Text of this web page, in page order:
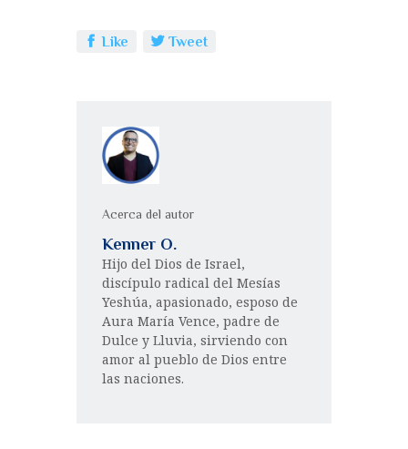
Like Tweet
Acerca del autor
Kenner O.
Hijo del Dios de Israel,
discípulo radical del Mesías
Yeshúa, apasionado, esposo de
Aura María Vence, padre de
Dulce y Lluvia, sirviendo con
amor al pueblo de Dios entre
las naciones.